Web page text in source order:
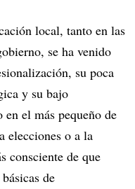
local, tanto en las
se ha venido
su poca
y su bajo
el más pequeño de
elecciones o a la
consciente de que
de